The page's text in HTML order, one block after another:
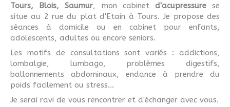
Tours, Blois, Saumur, mon cabinetd'acupressurese
situe au 2 rue du plat d'Etain à Tours. Je propose des
séances à domicile ou en cabinet pour enfants,
adolescents, adultes ou encore seniors.
Les motifs de consultations sont variés : addictions,
lombalgie, lumbago, problèmes digestifs,
ballonnements abdominaux, endance à prendre du
poids facilement ou stress...
Je serai ravi de vous rencontrer et d'échanger avec vous.